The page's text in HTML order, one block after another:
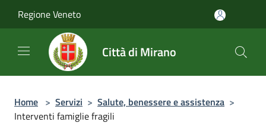
Regione Veneto
Città di Mirano
Home > Servizi > Salute, benessere e assistenza >
Interventi famiglie fragili